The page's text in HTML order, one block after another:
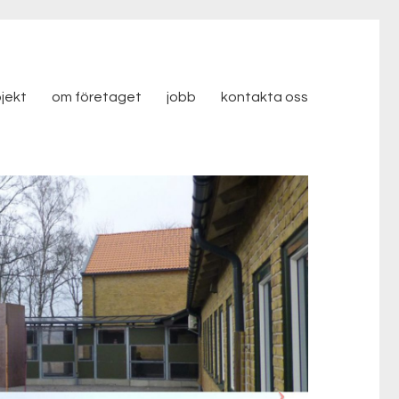
om företaget jobb kontakta oss